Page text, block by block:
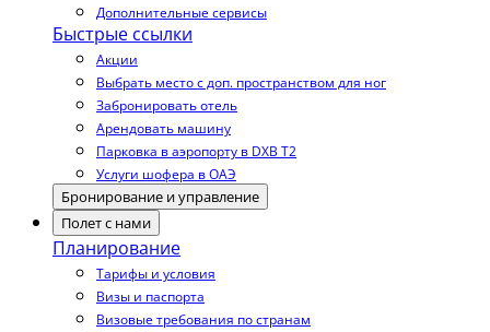
Дополнительные сервисы
Быстрые ссылки
Акции
Выбрать место с доп. пространством для ног
Забронировать отель
Арендовать машину
Парковка в аэропорту в DXB T2
Услуги шофера в ОАЭ
Бронирование и управление
Полет с нами
Планирование
Тарифы и условия
Визы и паспорта
Визовые требования по странам